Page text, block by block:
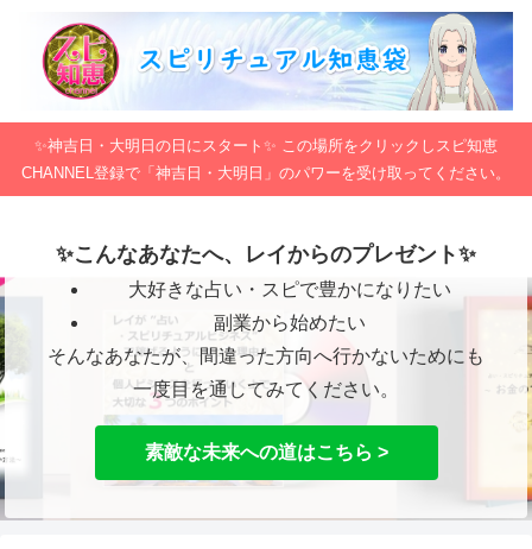
✨神吉日・大明日の日にスタート✨ この場所をクリックしスピ知恵
CHANNEL登録で「神吉日・大明日」のパワーを受け取ってください。
✨こんなあなたへ、レイからのプレゼント✨
大好きな占い・スピで豊かになりたい
副業から始めたい
そんなあなたが、間違った方向へ行かないためにも
一度目を通してみてください。
素敵な未来への道はこちら >